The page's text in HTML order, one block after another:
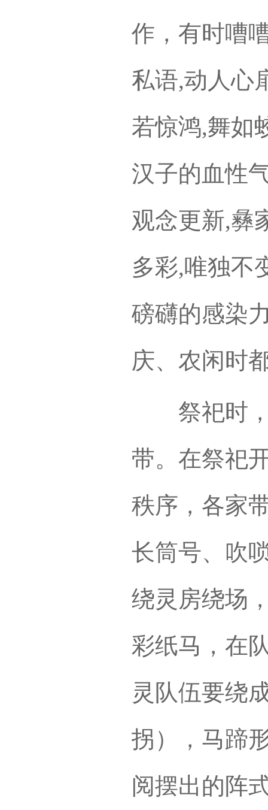
作，有时嘈
私语,动人心
若惊鸿,舞如
汉子的血性
观念更新,彝
多彩,唯独不
磅礴的感染
庆、农闲时
祭祀时，
带。在祭祀
秩序，各家
长筒号、吹
绕灵房绕场
彩纸马，在
灵队伍要绕
拐），马蹄
阅摆出的阵